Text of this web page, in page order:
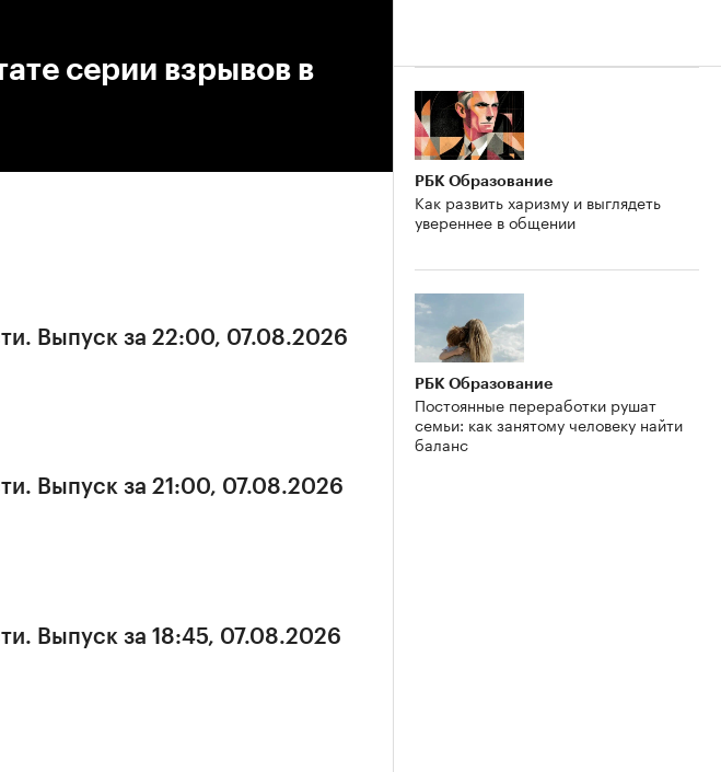
серии взрывов в
Выпуск за 22:00, 07.08.2026
Выпуск за 21:00, 07.08.2026
Выпуск за 18:45, 07.08.2026
РБК Образование
Как развить харизму и выглядеть
увереннее в общении
РБК Образование
Постоянные переработки рушат
семьи: как занятому человеку найти
баланс